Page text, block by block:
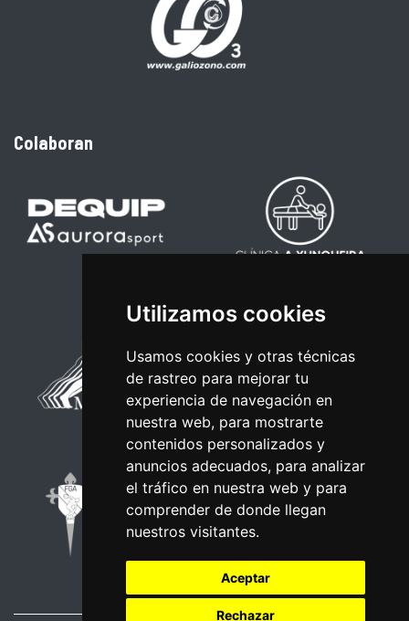
Utilizamos cookies
Usamos cookies y otras técnicas
de rastreo para mejorar tu
experiencia de navegación en
nuestra web, para mostrarte
contenidos personalizados y
anuncios adecuados, para analizar
el tráfico en nuestra web y para
comprender de donde llegan
nuestros visitantes.
Aceptar
Rechazar
Colaboran